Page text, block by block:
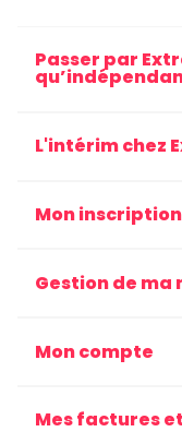
Passer par
L'intérim chez
Mon
Gestion de ma
Mon compte
Mes factures